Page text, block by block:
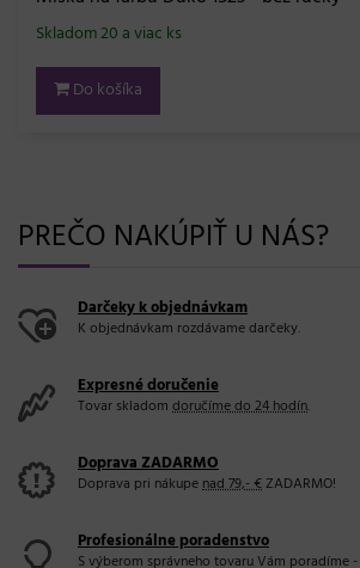
Skladom 20 a viac ks
Do košíka
PREČO NAKÚPIŤ U NÁS?
Darčeky k objednávkam
K objednávkam rozdávame darčeky.
Expresné doručenie
Tovar skladom doručíme do 24 hodín.
Doprava ZADARMO
Doprava pri nákupenad 79,- €ZADARMO!
Profesionálne poradenstvo
S výberom správneho tovaru Vám poradíme -